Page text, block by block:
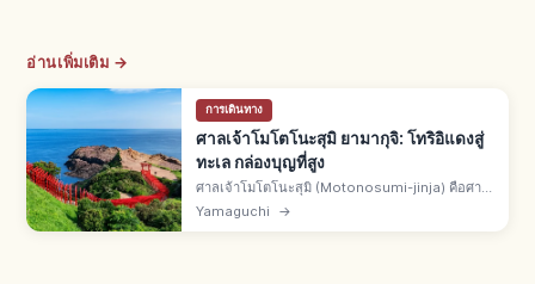
อ่านเพิ่มเติม →
การเดินทาง
ศาลเจ้าโมโตโนะสุมิ ยามากุจิ: โทริอิแดงสู่
ทะเล กล่องบุญที่สูง
ศาลเจ้าโมโตโนะสุมิ (Motonosumi-jinja) คือศาล
เจ้านางาโตะ จ.ยามากุจิ โทริอิแดงเรียงต่อสู่
ทะเลญี่ปุ่น กล่องเงินบุญติดที่สูงต้องโยนเหรียญขึ้น ริ
Yamaguchi →